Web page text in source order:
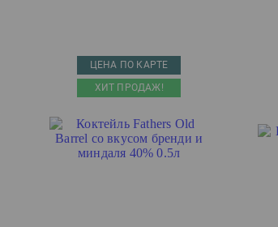
ЦЕНА ПО КАРТЕ
ХИТ ПРОДАЖ!